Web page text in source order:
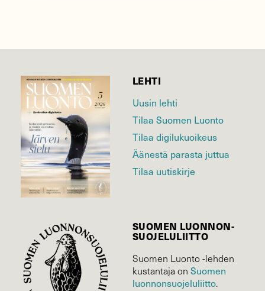
LEHTI
Uusin lehti
Tilaa Suomen Luonto
Tilaa digilukuoikeus
Äänestä parasta juttua
Tilaa uutiskirje
SUOMEN LUONNON­
SUOJELU­LIITTO
Suomen Luonto -lehden
kustantaja on Suomen
luonnonsuojelu­liitto.